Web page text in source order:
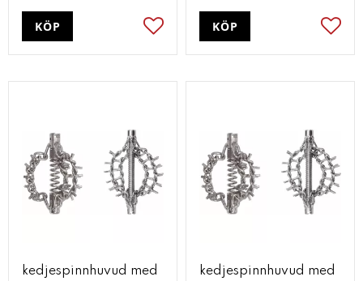
Lägg till i favoriter
KÖP KÖP
kedjespinnhuvud med
kedjespinnhuvud med